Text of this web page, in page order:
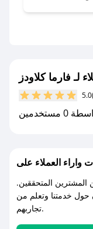
جديد.
مشترياتك مع
لـ فارما كلاودز
5.0
المشترين المتحققين.
حول خدمتنا وتعلم من
تجاربهم.